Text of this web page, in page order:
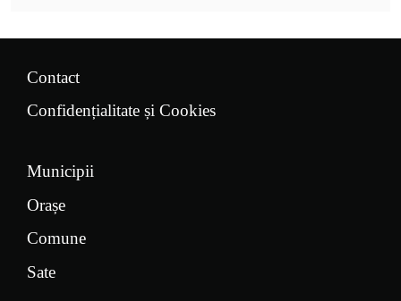
Contact
Confidențialitate și Cookies
Municipii
Orașe
Comune
Sate